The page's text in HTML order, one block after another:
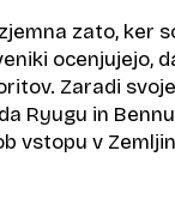
zato, ker
ocenjujejo,
Zaradi
Ryugu in
vstopu v